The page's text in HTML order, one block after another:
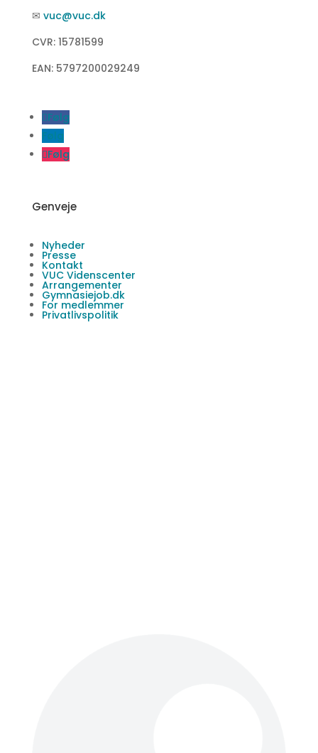
✉ vuc@vuc.dk
CVR: 15781599
EAN: 5797200029249
Følg
Følg
Følg
Genveje
Nyheder
Presse
Kontakt
VUC Videnscenter
Arrangementer
Gymnasiejob.dk
For medlemmer
Privatlivspolitik